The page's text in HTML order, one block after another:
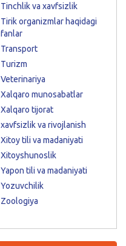
Tinchlik va xavfsizlik
Tirik organizmlar haqidagi
fanlar
Transport
Turizm
Veterinariya
Xalqaro munosabatlar
Xalqaro tijorat
xavfsizlik va rivojlanish
Xitoy tili va madaniyati
Xitoyshunoslik
Yapon tili va madaniyati
Yozuvchilik
Zoologiya